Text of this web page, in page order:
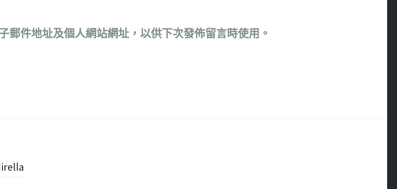
郵件地址及個人網站網址，以供下次發佈留言時使用。